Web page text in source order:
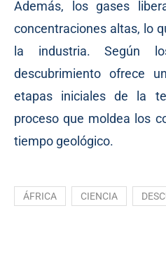
Además, los gases
concentraciones altas, lo
la industria. Según
descubrimiento ofrece
etapas iniciales de la
proceso que moldea los
tiempo geológico.
ÁFRICA CIENCIA